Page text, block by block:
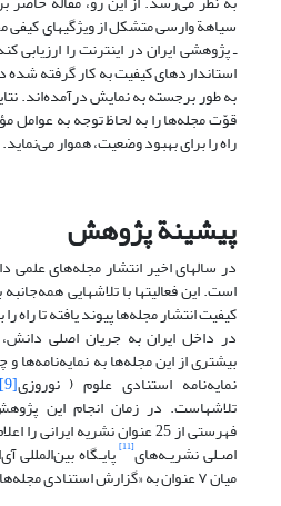
سیاهة وارسی متشکل از ویژگیهای
ـ پژوهشی ایران در اینترنت را
استانداردهای کیفیت به کار گرفته شده
به طور برجسته به نمایش درآمده‌اند.
قوّت مجله‌ها را به لحاظ توجه به عوامل
راه را برای بهبود وضعیت، هموار می‌نماید.
پیشینة پژوهش
در سالهای اخیر انتشار مجله‌های
است. این فعالیتها با تلاشهایی
کیفیت انتشار مجله‌ها پیوند یافته تا
در داخل ایران به جریان اصلی
بیشتری از این مجله‌ها به نمایه‌نامه‌ها و
نمایه‌نامه استنادی علوم ( نوروزی[9]
تلاشهاست. در زمان انجام این
فهرستی از 25 عنوان نشریه
اصـلی نشریـه‌های[11] پایـگاه بین‌المللی
میان ٧ عنوان به «گزارش استنادی مجله‌ها»